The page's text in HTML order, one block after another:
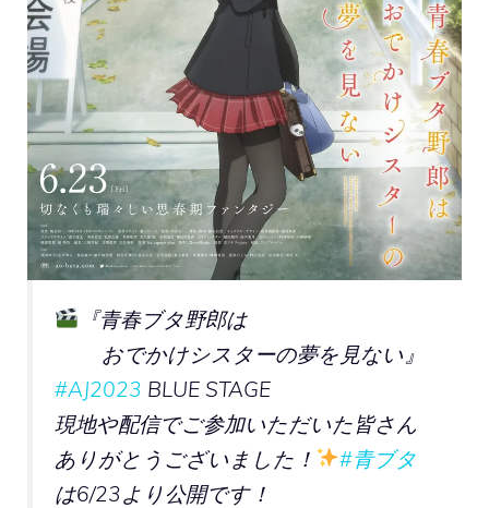
『青春ブタ野郎は
おでかけシスターの夢を見ない』
#AJ2023 BLUE STAGE
現地や配信でご参加いただいた皆さん
ありがとうございました！
#青ブタ
は6/23より公開です！